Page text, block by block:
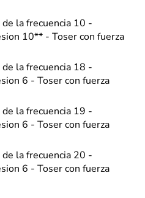
la frecuencia 10 -
10** - Toser con fuerza
la frecuencia 18 -
6 - Toser con fuerza
la frecuencia 19 -
6 - Toser con fuerza
la frecuencia 20 -
6 - Toser con fuerza